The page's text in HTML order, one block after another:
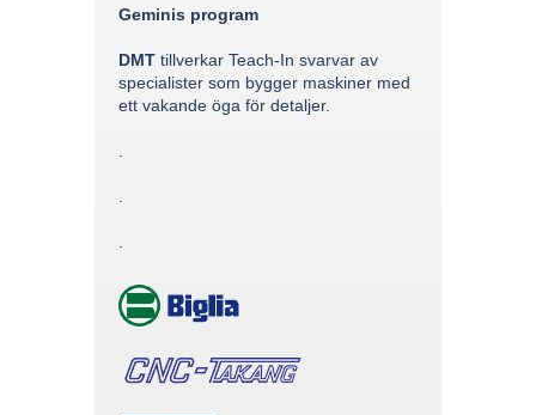
Geminis program
DMT tillverkar Teach-In svarvar av
specialister som bygger maskiner med
ett vakande öga för detaljer.